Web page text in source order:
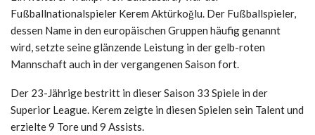
Fußballnationalspieler Kerem Aktürkoğlu. Der Fußballspieler,
dessen Name in den europäischen Gruppen häufig genannt
wird, setzte seine glänzende Leistung in der gelb-roten
Mannschaft auch in der vergangenen Saison fort.
Der 23-Jährige bestritt in dieser Saison 33 Spiele in der
Superior League. Kerem zeigte in diesen Spielen sein Talent und
erzielte 9 Tore und 9 Assists.